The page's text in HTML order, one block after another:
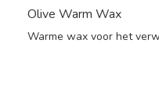
Olive Warm Wax
Warme wax voor het